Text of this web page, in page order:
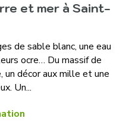
et mer à Saint-
de sable blanc, une eau
ocre… Du massif de
un décor aux mille et une
Un...